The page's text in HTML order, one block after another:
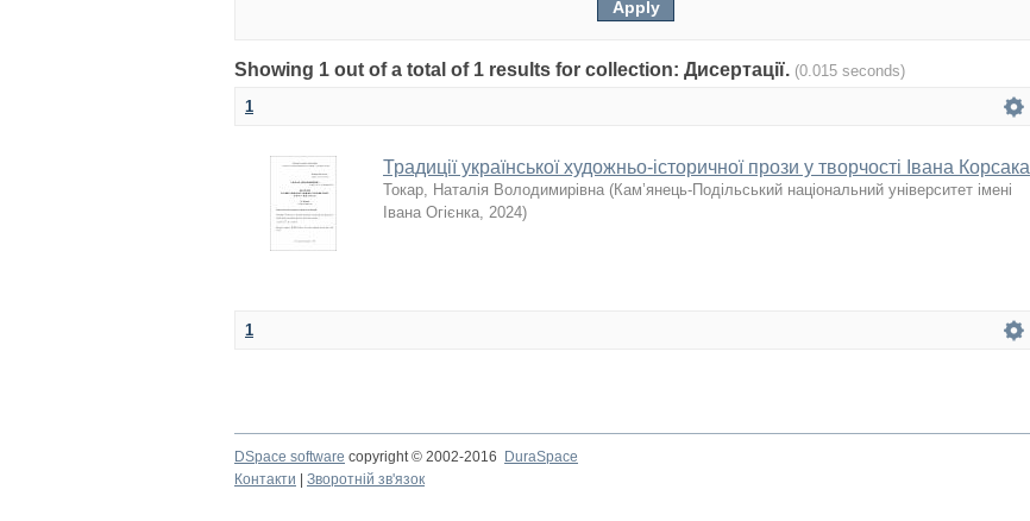
Showing 1 out of a total of 1 results for collection: Дисертації. (0.015 seconds)
1
Традиції української художньо-історичної прози у творчості Івана Корсака
Токар, Наталія Володимирівна (Кам’янець-Подільський національний університет імені
Івана Огієнка, 2024)
1
DSpace software copyright © 2002-2016 DuraSpace
Контакти
Зворотній зв'язок